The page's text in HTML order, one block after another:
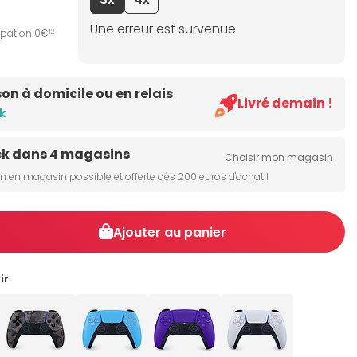
0€12
Une erreur est survenue
à domicile ou en relais
Livré demain !
dans 4 magasins
Choisir mon magasin
en magasin possible et offerte dès 200 euros d'achat !
Ajouter au panier